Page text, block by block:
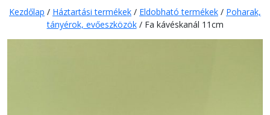
Kezdőlap / Háztartási termékek / Eldobható termékek / Poharak,
tányérok, evőeszközök/ Fa kávéskanál 11cm